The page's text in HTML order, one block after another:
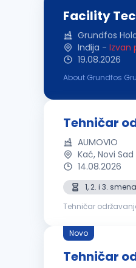
Facility
Grundfos
Inđija - Izvan
19.08.2026
About Grundfos
Tehničar
AUMOVIO
Kać, Novi Sad
14.08.2026
1, 2. i 3. smena
Tehničar održavanja Opis posla: Raspoređivanje i praćenje realizacije radnih zadataka u timu Korektivno i preventivno održavanje električne i
Novo
Tehničar